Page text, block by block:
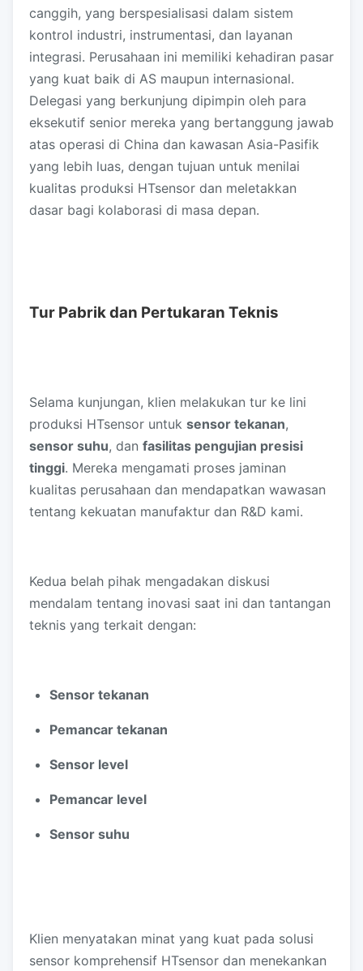
canggih, yang berspesialisasi dalam sistem
kontrol industri, instrumentasi, dan layanan
integrasi. Perusahaan ini memiliki kehadiran pasar
yang kuat baik di AS maupun internasional.
Delegasi yang berkunjung dipimpin oleh para
eksekutif senior mereka yang bertanggung jawab
atas operasi di China dan kawasan Asia-Pasifik
yang lebih luas, dengan tujuan untuk menilai
kualitas produksi HTsensor dan meletakkan
dasar bagi kolaborasi di masa depan.
Tur Pabrik dan Pertukaran Teknis
Selama kunjungan, klien melakukan tur ke lini
produksi HTsensor untuk sensor tekanan,
sensor suhu, dan fasilitas pengujian presisi
tinggi. Mereka mengamati proses jaminan
kualitas perusahaan dan mendapatkan wawasan
tentang kekuatan manufaktur dan R&D kami.
Kedua belah pihak mengadakan diskusi
mendalam tentang inovasi saat ini dan tantangan
teknis yang terkait dengan:
Sensor tekanan
Pemancar tekanan
Sensor level
Pemancar level
Sensor suhu
Klien menyatakan minat yang kuat pada solusi
sensor komprehensif HTsensor dan menekankan